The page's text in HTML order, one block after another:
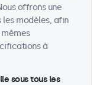
offrons une
modèles, afin
à
sous tous les